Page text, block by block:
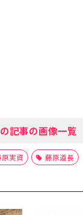
記事の画像一覧
原実資 藤原道長